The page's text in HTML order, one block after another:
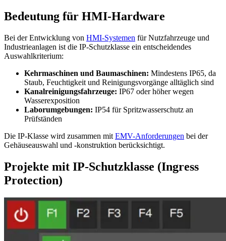
Bedeutung für HMI-Hardware
Bei der Entwicklung von HMI-Systemen für Nutzfahrzeuge und
Industrieanlagen ist die IP-Schutzklasse ein entscheidendes
Auswahlkriterium:
Kehrmaschinen und Baumaschinen: Mindestens IP65, da
Staub, Feuchtigkeit und Reinigungsvorgänge alltäglich sind
Kanalreinigungsfahrzeuge: IP67 oder höher wegen
Wasserexposition
Laborumgebungen: IP54 für Spritzwasserschutz an
Prüfständen
Die IP-Klasse wird zusammen mit EMV-Anforderungen bei der
Gehäuseauswahl und -konstruktion berücksichtigt.
Projekte mit IP-Schutzklasse (Ingress
Protection)